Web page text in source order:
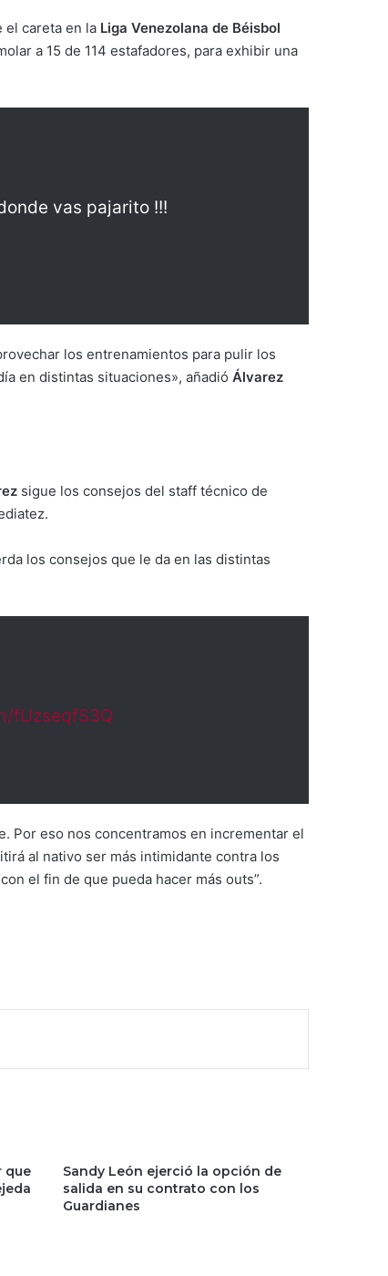
careta en la Liga Venezolana de Béisbol
a 15 de 114 estafadores, para exhibir una
vas pajarito !!!
los entrenamientos para pulir los
en distintas situaciones», añadió Álvarez
sigue los consejos del staff técnico de
los consejos que le da en las distintas
fUzseqfS3Q
Por eso nos concentramos en incrementar el
al nativo ser más intimidante contra los
el fin de que pueda hacer más outs”.
que
Sandy León ejerció la opción de
salida en su contrato con los
Guardianes